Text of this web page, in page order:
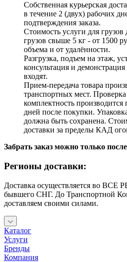
Собственная курьерская
в течение 2 (двух) рабочих
подтверждения заказа.
Стоимость услуги для грузов
грузов свыше 5 кг - от 1500
объема и от удалённости.
Разгрузка, подъем на этаж,
консультация и
входят.
Прием-передача товара
транспортных мест. Проверка
комплектность производится
дней после покупки.
должна быть сохранена.
доставки за пределы КАД
Забрать заказ можно только
Регионы доставки:
Доставка осуществляется во
бывшего СНГ. До Транспортной
доставляем своими силами.
Каталог
Услуги
Бренды
Компания